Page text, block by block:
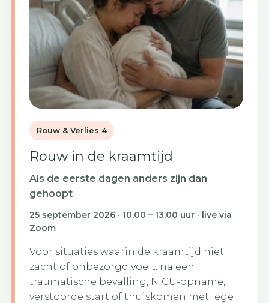
Rouw & Verlies 4
Rouw in de kraamtijd
Als de eerste dagen anders zijn dan
gehoopt
25 september 2026 · 10.00 – 13.00 uur · live via
Zoom
Voor situaties waarin de kraamtijd niet
zacht of onbezorgd voelt: na een
traumatische bevalling, NICU-opname,
verstoorde start of thuiskomen met lege